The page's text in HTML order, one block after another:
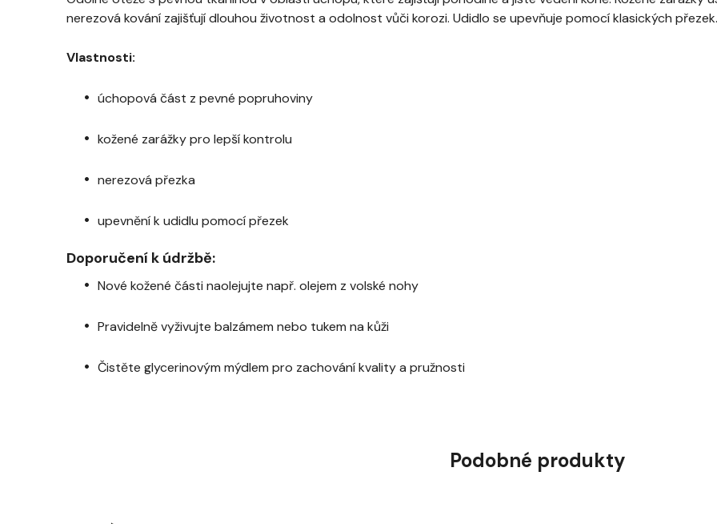
nerezová kování zajišťují dlouhou životnost a odolnost vůči korozi. Udidlo se upevňuje pomocí klasických přezek.
Vlastnosti:
úchopová část z pevné popruhoviny
kožené zarážky pro lepší kontrolu
nerezová přezka
upevnění k udidlu pomocí přezek
Doporučení k údržbě:
Nové kožené části naolejujte např. olejem z volské nohy
Pravidelně vyživujte balzámem nebo tukem na kůži
Čistěte glycerinovým mýdlem pro zachování kvality a pružnosti
Podobné produkty